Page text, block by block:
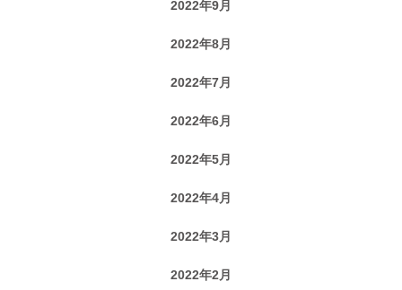
2022年9月
2022年8月
2022年7月
2022年6月
2022年5月
2022年4月
2022年3月
2022年2月